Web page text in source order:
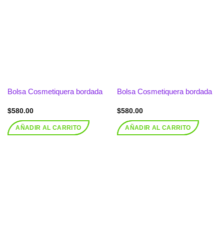
Bolsa Cosmetiquera bordada
$580.00
AÑADIR AL CARRITO
Bolsa Cosmetiquera bordada
$580.00
AÑADIR AL CARRITO